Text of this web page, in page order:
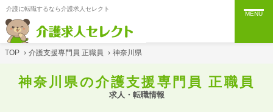
介護に転職するなら介護求人セレクト
MENU
TOP › 介護支援専門員 正職員 › 神奈川県
神奈川県の介護支援専門員 正職員
求人・転職情報